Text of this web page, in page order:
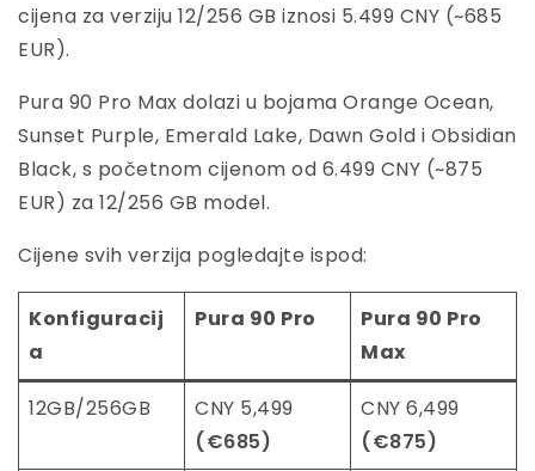
cijena za verziju 12/256 GB iznosi 5.499 CNY (~685
EUR).
Pura 90 Pro Max dolazi u bojama Orange Ocean,
Sunset Purple, Emerald Lake, Dawn Gold i Obsidian
Black, s početnom cijenom od 6.499 CNY (~875
EUR) za 12/256 GB model.
Cijene svih verzija pogledajte ispod:
Konfiguracij
a
Pura 90 Pro
Pura 90 Pro
Max
12GB/256GB
CNY 5,499
(€685)
CNY 6,499
(€875)